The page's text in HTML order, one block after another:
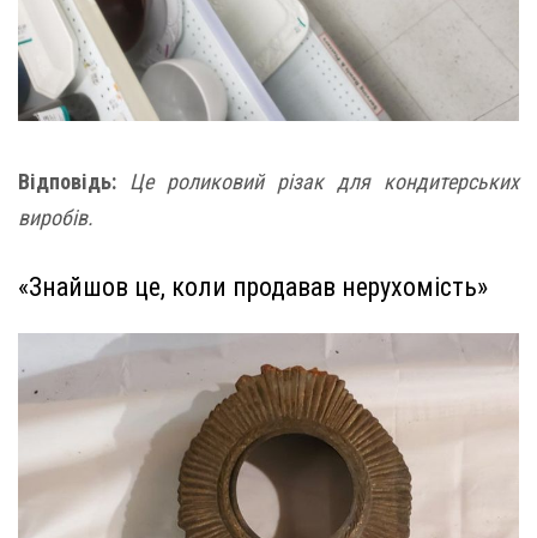
Відповідь: Це роликовий різак для кондитерських
виробів.
«Знайшов це, коли продавав нерухомість»